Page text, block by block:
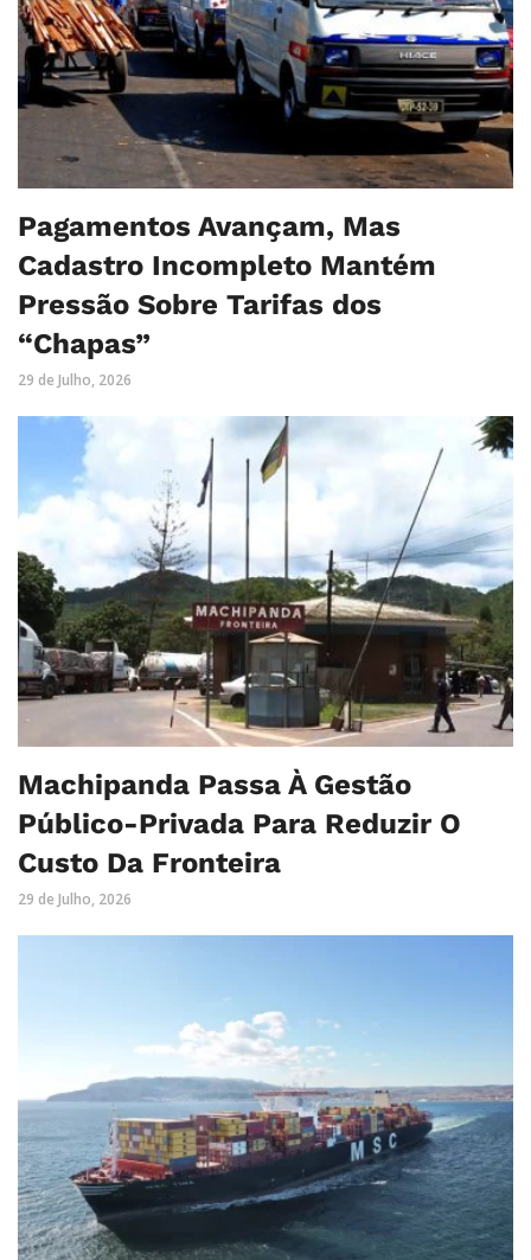
Pagamentos Avançam, Mas
Cadastro Incompleto Mantém
Pressão Sobre Tarifas dos
“Chapas”
29 de Julho, 2026
Machipanda Passa À Gestão
Público-Privada Para Reduzir O
Custo Da Fronteira
29 de Julho, 2026